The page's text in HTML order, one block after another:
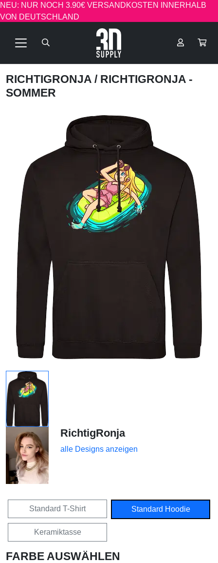
NEU: NUR NOCH 3.90€ VERSANDKOSTEN INNERHALB
VON DEUTSCHLAND
RICHTIGRONJA / RICHTIGRONJA -
SOMMER
RichtigRonja
alle Designs anzeigen
Standard T-Shirt Standard Hoodie
Keramiktasse
FARBE AUSWÄHLEN